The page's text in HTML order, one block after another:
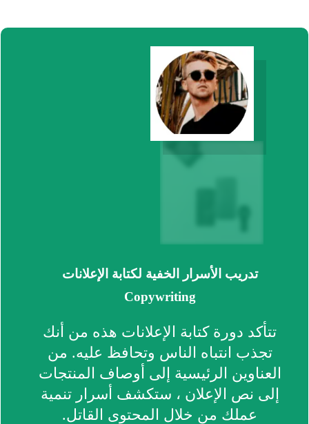
تدريب الأسرار الخفية لكتابة الإعلانات
Copywriting
تتأكد دورة كتابة الإعلانات هذه من أنك
تجذب انتباه الناس وتحافظ عليه. من
العناوين الرئيسية إلى أوصاف المنتجات
إلى نص الإعلان ، ستكشف أسرار تنمية
عملك من خلال المحتوى القاتل.